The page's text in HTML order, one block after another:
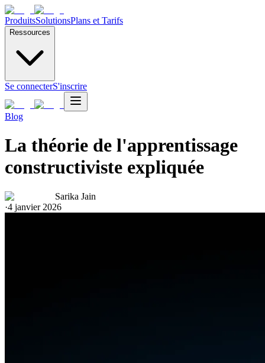
ProduitsSolutionsPlans et Tarifs
Ressources
Se connecterS'inscrire
Blog
La théorie de l'apprentissage
constructiviste expliquée
Sarika Jain
·4 janvier 2026